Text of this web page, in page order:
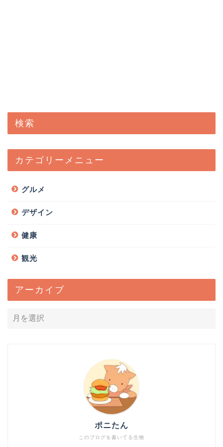
検索
カテゴリーメニュー
グルメ
デザイン
健康
観光
アーカイブ
このブログを書いてる生物
ポニたん